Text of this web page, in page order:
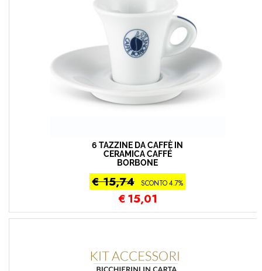
6 TAZZINE DA CAFFÈ IN
CERAMICA CAFFÉ
BORBONE
€ 15,74 SCONTO 4.7%
€ 15,01